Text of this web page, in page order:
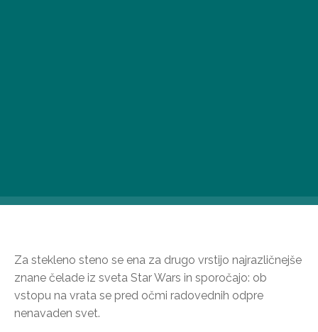
Za stekleno steno se ena za drugo vrstijo najrazličnejše
znane čelade iz sveta Star Wars in sporočajo: ob
vstopu na vrata se pred očmi radovednih odpre
nenavaden svet.